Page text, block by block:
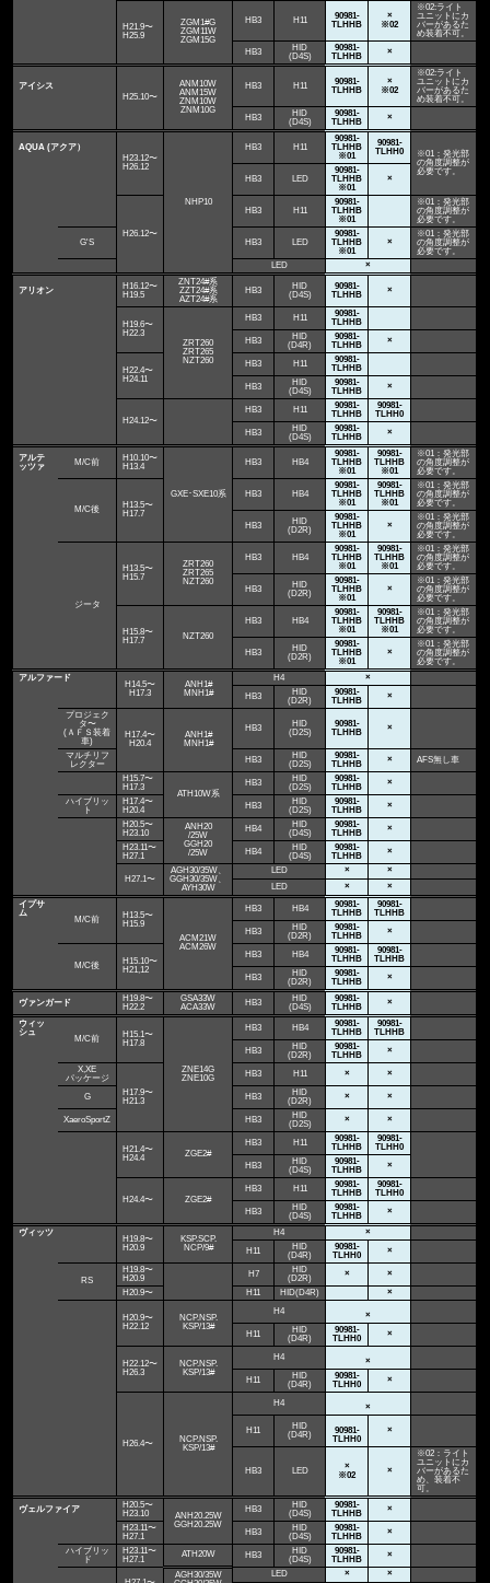
H21.9〜
H25.9
ZGM1#G
ZGM11W
ZGM15G
HB3 H11
90981-
TLHHB
×
※02
※02:ライト
ユニットにカ
バーがあるた
め装着不可。
HB3
HID
(D4S)
90981-
TLHHB
×
アイシス
H25.10〜
ANM10W
ANM15W
ZNM10W
ZNM10G
HB3 H11
90981-
TLHHB
×
※02
※02:ライト
ユニットにカ
バーがあるた
め装着不可。
HB3
HID
(D4S)
90981-
TLHHB
×
AQUA (アクア）
H23.12〜
H26.12
NHP10
HB3 H11
90981-
TLHHB
※01
90981-
TLHH0
※01：発光部
の角度調整が
必要です。
HB3 LED
90981-
TLHHB
※01
×
H26.12〜
HB3 H11
90981-
TLHHB
※01
※01：発光部
の角度調整が
必要です。
G'S HB3 LED
90981-
TLHHB
※01
×
※01：発光部
の角度調整が
必要です。
LED
×
アリオン
H16.12〜
H19.5
ZNT24#系
ZZT24#系
AZT24#系
HB3
HID
(D4S)
90981-
TLHHB
×
H19.6〜
H22.3
ZRT260
ZRT265
NZT260
HB3 H11
90981-
TLHHB
HB3
HID
(D4R)
90981-
TLHHB
×
H22.4〜
H24.11
HB3 H11
90981-
TLHHB
HB3
HID
(D4S)
90981-
TLHHB
×
H24.12〜
HB3 H11
90981-
TLHHB
90981-
TLHH0
HB3
HID
(D4S)
90981-
TLHHB
×
アルテ
ッツァ
M/C前
H10.10〜
H13.4
GXE･SXE10系
HB3 HB4
90981-
TLHHB
※01
90981-
TLHHB
※01
※01：発光部
の角度調整が
必要です。
M/C後
H13.5〜
H17.7
HB3 HB4
90981-
TLHHB
※01
90981-
TLHHB
※01
※01：発光部
の角度調整が
必要です。
HB3
HID
(D2R)
90981-
TLHHB
※01
×
※01：発光部
の角度調整が
必要です。
ジータ
H13.5〜
H15.7
ZRT260
ZRT265
NZT260
HB3 HB4
90981-
TLHHB
※01
90981-
TLHHB
※01
※01：発光部
の角度調整が
必要です。
HB3
HID
(D2R)
90981-
TLHHB
※01
×
※01：発光部
の角度調整が
必要です。
H15.8〜
H17.7
NZT260
HB3 HB4
90981-
TLHHB
※01
90981-
TLHHB
※01
※01：発光部
の角度調整が
必要です。
HB3
HID
(D2R)
90981-
TLHHB
※01
×
※01：発光部
の角度調整が
必要です。
アルファード
H14.5〜
H17.3
ANH1#
MNH1#
H4
×
HB3
HID
(D2R)
90981-
TLHHB
×
プロジェク
タ〜
(ＡＦＳ装着
車)
H17.4〜
H20.4
ANH1#
MNH1#
HB3
HID
(D2S)
90981-
TLHHB
×
マルチリフ
レクター
HB3
HID
(D2S)
90981-
TLHHB
×
AFS無し車
H15.7〜
H17.3
ATH10W系
HB3
HID
(D2S)
90981-
TLHHB
×
ハイブリッ
ト
H17.4〜
H20.4
HB3
HID
(D2S)
90981-
TLHHB
×
H20.5〜
H23.10
ANH20
/25W
GGH20
/25W
HB4
HID
(D4S)
90981-
TLHHB
×
H23.11〜
H27.1
HB4
HID
(D4S)
90981-
TLHHB
×
H27.1〜
AGH30/35W、
GGH30/35W、
AYH30W
LED ×
×
LED
×
×
イプサ
ム
M/C前
H13.5〜
H15.9
ACM21W
ACM26W
HB3 HB4
90981-
TLHHB
90981-
TLHHB
HB3
HID
(D2R)
90981-
TLHHB
×
M/C後
H15.10〜
H21,12
HB3 HB4
90981-
TLHHB
90981-
TLHHB
HB3
HID
(D2R)
90981-
TLHHB
×
ヴァンガード
H19.8〜
H22.2
GSA33W
ACA33W
HB3
HID
(D4S)
90981-
TLHHB
×
ウィッ
シュ
M/C前
H15.1〜
H17.8
ZNE14G
ZNE10G
HB3 HB4
90981-
TLHHB
90981-
TLHHB
HB3
HID
(D2R)
90981-
TLHHB
×
X,XE
パッケージ
H17.9〜
H21.3
HB3 H11 × ×
G HB3
HID
(D2R)
× ×
XaeroSportZ HB3
HID
(D2S)
× ×
H21.4〜
H24.4
ZGE2#
HB3 H11
90981-
TLHHB
90981-
TLHH0
HB3
HID
(D4S)
90981-
TLHHB
×
H24.4〜 ZGE2#
HB3 H11
90981-
TLHHB
90981-
TLHH0
HB3
HID
(D4S)
90981-
TLHHB
×
ヴィッツ
H19.8〜
H20.9
KSP.SCP.
NCP/9#
H4
×
H11
HID
(D4R)
90981-
TLHH0
×
RS
H19.8〜
H20.9
H7
HID
(D2R)
×
×
H20.9〜
H11 HID(D4R) ×
H20.9〜
H22.12
NCP.NSP.
KSP/13#
H4
×
H11
HID
(D4R)
90981-
TLHH0
×
H22.12〜
H26.3
NCP.NSP.
KSP/13#
H4
×
H11
HID
(D4R)
90981-
TLHH0
×
H26.4〜
NCP.NSP.
KSP/13#
H4 ×
H11
HID
(D4R)
90981-
TLHH0
×
HB3 LED
×
※02
×
※02：ライト
ユニットにカ
バーがあるた
め、装着不
可。
ヴェルファイア
H20.5〜
H23.10
ANH20.25W
GGH20.25W
HB3
HID
(D4S)
90981-
TLHHB
×
H23.11〜
H27.1
HB3
HID
(D4S)
90981-
TLHHB
×
ハイブリッ
ド
H23.11〜
H27.1
ATH20W HB3
HID
(D4S)
90981-
TLHHB
×
AGH30/35W
LED × ×